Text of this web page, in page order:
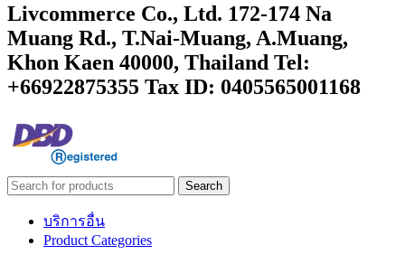
Livcommerce Co., Ltd. 172-174 Na
Muang Rd., T.Nai-Muang, A.Muang,
Khon Kaen 40000, Thailand Tel:
+66922875355 Tax ID: 0405565001168
Search
บริการอื่น
Product Categories